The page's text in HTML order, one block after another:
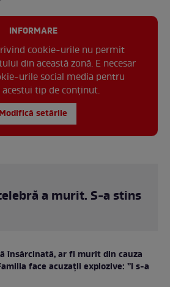
INFORMARE
cookie-urile nu permit
din această zonă. E necesar
urile social media pentru
acestui tip de conținut.
Modifică setările
a murit. S-a stins
însărcinată, ar fi murit din cauza
face acuzații explozive: ”I s-a